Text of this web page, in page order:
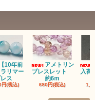
【10年前
リマー
ス
(税込)
アメトリン
ブレスレット
約6m
680円(税込)
入荷